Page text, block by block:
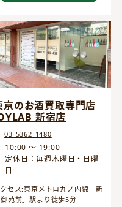
京のお酒買取専門店
新宿店
03-5362-1480
10:00 ～ 19:00
定休日：毎週木曜日・日曜
日
セス:東京メトロ丸ノ内線「新
苑前」駅より徒歩5分